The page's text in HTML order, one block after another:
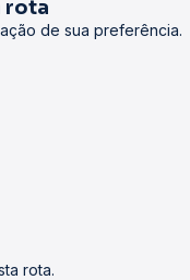
rota
de sua preferência.
rota.